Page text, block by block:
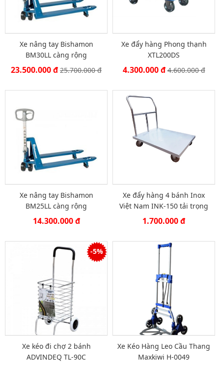
Xe nâng tay Bishamon
BM30LL càng rộng
23.500.000 đ25.700.000 đ
Xe đẩy hàng Phong thạnh
XTL200DS
4.300.000 đ4.600.000 đ
Xe nâng tay Bishamon
BM25LL càng rộng
14.300.000 đ
Xe đẩy hàng 4 bánh Inox
Việt Nam INK-150 tải trọng
150Kg
1.700.000 đ
-5%
Xe kéo đi chợ 2 bánh
ADVINDEQ TL-90C
Xe Kéo Hàng Leo Cầu Thang
Maxkiwi H-0049